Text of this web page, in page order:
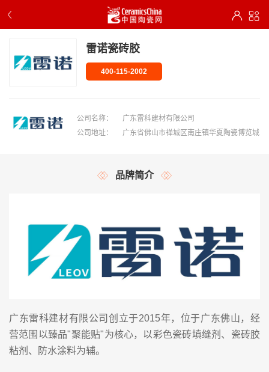
雷诺瓷砖胶
400-115-2002
公司名称：
广东雷科建材有限公司
公司地址：
广东省佛山市禅城区南庄镇华夏陶瓷博览城
品牌简介
广东雷科建材有限公司创立于2015年，位于广东佛山，经
营范围以臻品"聚能贴"为核心，以彩色瓷砖填缝剂、瓷砖胶
粘剂、防水涂料为辅。